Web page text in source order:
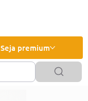
Seja premium